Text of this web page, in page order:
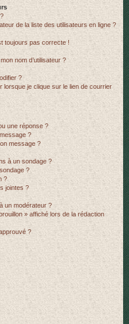
de la liste des utilisateurs en ligne ?
toujours pas correcte !
nom d’utilisateur ?
?
lorsque je clique sur le lien de courrier
une réponse ?
?
message ?
à un sondage ?
?
?
jointes ?
un modérateur ?
» affiché lors de la rédaction
?